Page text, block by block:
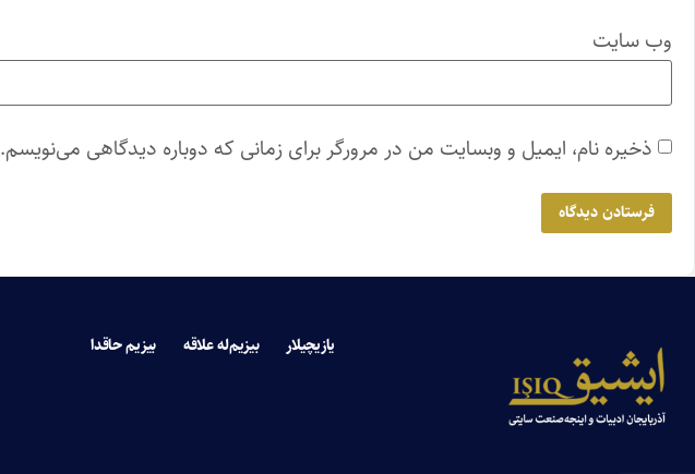
وب‌ سایت
ذخیره نام، ایمیل و وبسایت من در مرورگر برای زمانی که دوباره دیدگاهی می‌نویسم.
یازیچیلار بیزیم‌له علاقه بیزیم حاقدا